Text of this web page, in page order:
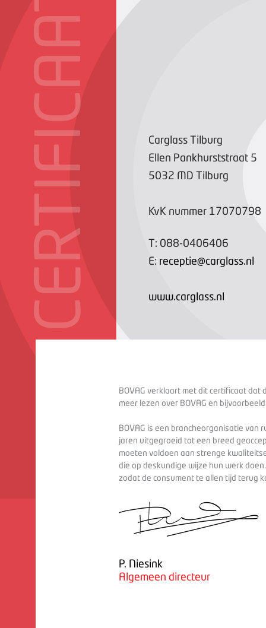
CERTIFICAAT
Carglass Tilburg
Ellen Pankhurststraat 5
5032 MD Tilburg
KvK nummer 17070798
T: 088-0406406
E: receptie@carglass.nl
www.carglass.nl
BOVAG verklaart met dit certificaat dat
meer lezen over BOVAG en
BOVAG is een brancheorganisatie van
jaren uitgegroeid tot een breed
moeten voldoen aan strenge
die op deskundige wijze hun werk
zodat de consument te allen tijd terug
P. Niesink
Algemeen directeur